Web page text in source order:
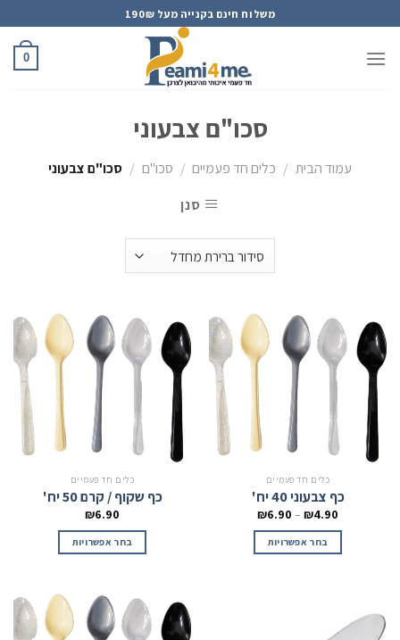
to
content
משלוח חינם בקנייה מעל 190₪
0
סכו"ם צבעוני
עמוד הבית / כלים חד פעמיים / סכו"ם / סכו"ם צבעוני
סנן
כלים חד פעמיים
כף צבעוני 40 יח'
₪4.90
–
₪6.90
בחר אפשרויות
כלים חד פעמיים
כף שקוף / קרם 50 יח'
₪6.90
בחר אפשרויות